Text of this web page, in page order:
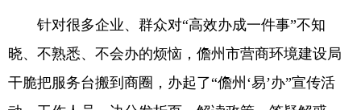
针对很多企业、群众对“高效办成一件事”不知
晓、不熟悉、不会办的烦恼，儋州市营商环境建设局
干脆把服务台搬到商圈，办起了“儋州‘易’办”宣传活